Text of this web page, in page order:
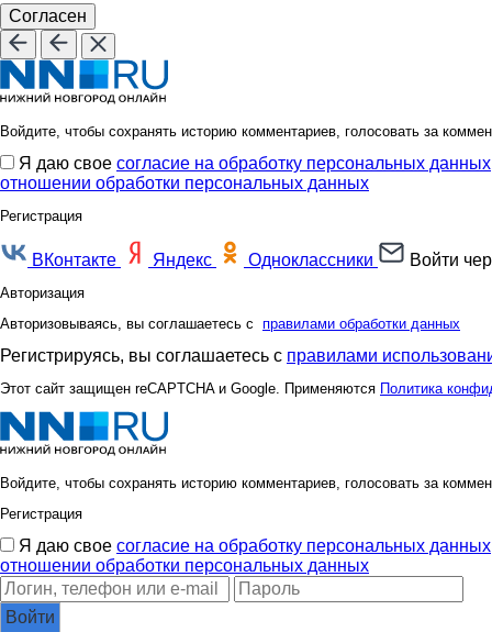
Согласен
Войдите, чтобы сохранять историю комментариев, голосовать за
Я даю свое согласие на обработку персональных данных
отношении обработки персональных данных
Регистрация
ВКонтакте Яндекс Одноклассники Войти
Авторизация
Авторизовываясь, вы соглашаетесь с правилами обработки данных
Регистрируясь, вы соглашаетесь с правилами
Этот сайт защищен reCAPTCHA и Google. Применяются Политика
Войдите, чтобы сохранять историю комментариев, голосовать за
Регистрация
Я даю свое согласие на обработку персональных данных
отношении обработки персональных данных
Войти